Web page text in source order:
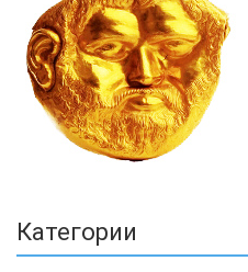
Категории